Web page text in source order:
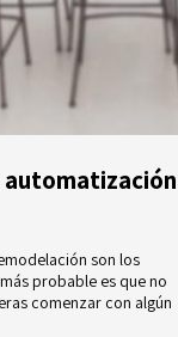
automatización
son los
probable es que no
comenzar con algún